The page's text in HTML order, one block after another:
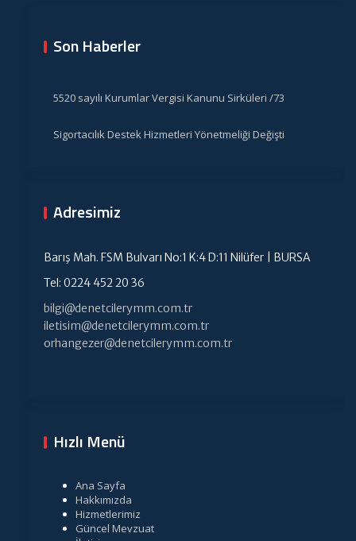
Son Haberler
5520 sayılı Kurumlar Vergisi Kanunu Sirküleri /73
Sigortacılık Destek Hizmetleri Yönetmeliği Değişti
Adresimiz
Barış Mah. FSM Bulvarı No:1 K:4 D:11 Nilüfer | BURSA
Tel: 0224 452 20 36
bilgi@denetcilerymm.com.tr
iletisim@denetcilerymm.com.tr
orhangezer@denetcilerymm.com.tr
Hızlı Menü
Ana Sayfa
Hakkımızda
Hizmetlerimiz
Güncel Mevzuat